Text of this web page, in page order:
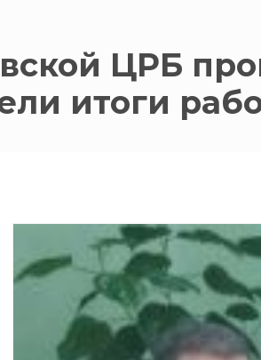
ЦРБ
итоги